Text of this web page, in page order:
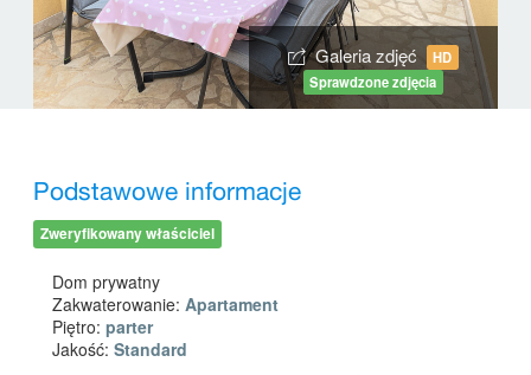
Galeria zdjęć
HD
Sprawdzone zdjęcia
Podstawowe informacje
Zweryfikowany właściciel
Dom prywatny
Zakwaterowanie: Apartament
Piętro: parter
Jakość: Standard